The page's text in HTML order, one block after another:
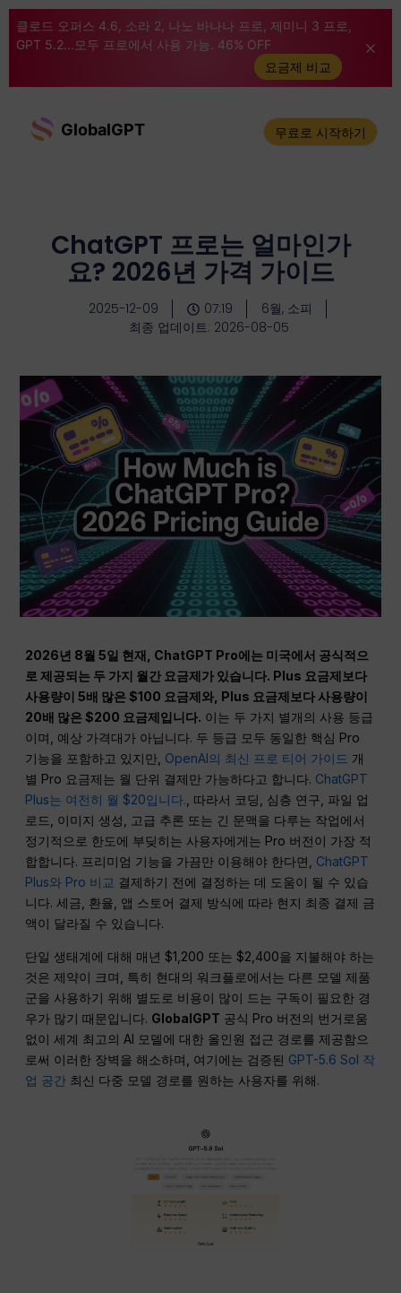
클로드 오퍼스 4.6, 소라 2, 나노 바나나 프로, 제미니 3 프로,
GPT 5.2...모두 프로에서 사용 가능. 46% OFF
요금제 비교
GlobalGPT 무료로 시작하기
ChatGPT 프로는 얼마인가
요? 2026년 가격 가이드
2025-12-09 07:19
6월, 소피
최종 업데이트: 2026-08-05
2026년 8월 5일 현재, ChatGPT Pro에는 미국에서 공식적으
로 제공되는 두 가지 월간 요금제가 있습니다. Plus 요금제보다
사용량이 5배 많은 $100 요금제와, Plus 요금제보다 사용량이
20배 많은 $200 요금제입니다. 이는 두 가지 별개의 사용 등급
이며, 예상 가격대가 아닙니다. 두 등급 모두 동일한 핵심 Pro
기능을 포함하고 있지만, OpenAI의 최신 프로 티어 가이드 개
별 Pro 요금제는 월 단위 결제만 가능하다고 합니다. ChatGPT
Plus는 여전히 월 $20입니다. , 따라서 코딩, 심층 연구, 파일 업
로드, 이미지 생성, 고급 추론 또는 긴 문맥을 다루는 작업에서
정기적으로 한도에 부딪히는 사용자에게는 Pro 버전이 가장 적
합합니다. 프리미엄 기능을 가끔만 이용해야 한다면, ChatGPT
Plus와 Pro 비교 결제하기 전에 결정하는 데 도움이 될 수 있습
니다. 세금, 환율, 앱 스토어 결제 방식에 따라 현지 최종 결제 금
액이 달라질 수 있습니다.
단일 생태계에 대해 매년 $1,200 또는 $2,400을 지불해야 하는
것은 제약이 크며, 특히 현대의 워크플로에서는 다른 모델 제품
군을 사용하기 위해 별도로 비용이 많이 드는 구독이 필요한 경
우가 많기 때문입니다. GlobalGPT 공식 Pro 버전의 번거로움
없이 세계 최고의 AI 모델에 대한 올인원 접근 경로를 제공함으
로써 이러한 장벽을 해소하며, 여기에는 검증된 GPT-5.6 Sol 작
업 공간 최신 다중 모델 경로를 원하는 사용자를 위해.